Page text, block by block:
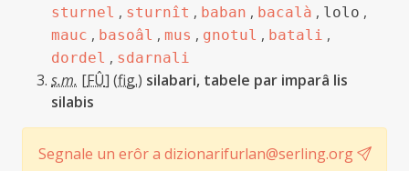
sturnel , sturnît , baban , bacalà , lolo ,
mauc , basoâl , mus , gnotul , batali ,
dordel , sdarnali
s.m. [FÛ] (fig.) silabari, tabele par imparâ lis
silabis
Segnale un erôr a dizionarifurlan@serling.org